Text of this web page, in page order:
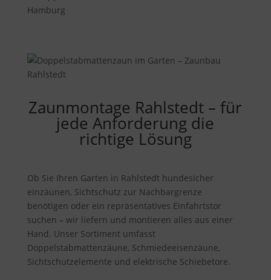
Zaunmontage Rahlstedt – für
jede Anforderung die
richtige Lösung
Ob Sie Ihren Garten in Rahlstedt hundesicher
einzäunen, Sichtschutz zur Nachbargrenze
benötigen oder ein repräsentatives Einfahrtstor
suchen – wir liefern und montieren alles aus einer
Hand. Unser Sortiment umfasst
Doppelstabmattenzäune, Schmiedeeisenzäune,
Sichtschutzelemente und elektrische Schiebetore.